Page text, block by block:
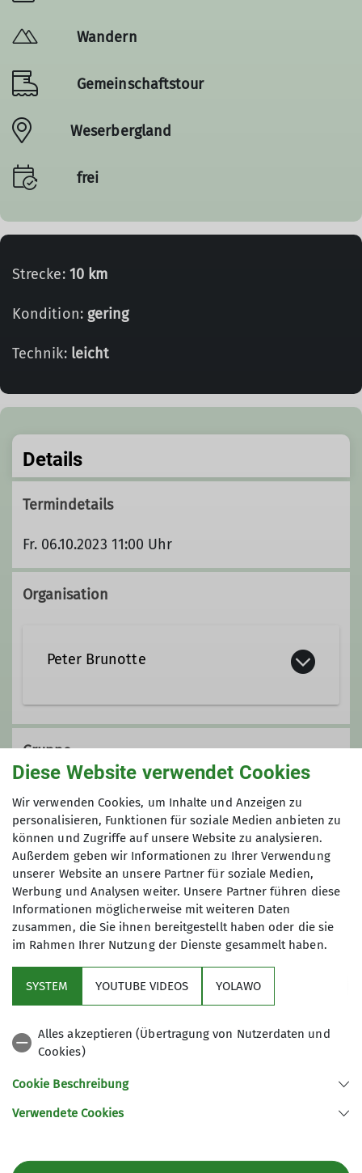
Wandern
Gemeinschaftstour
Weserbergland
frei
Strecke: 10 km
Kondition: gering
Technik: leicht
Details
Termindetails
Fr. 06.10.2023 11:00 Uhr
Organisation
Peter Brunotte
05159 / 505
peteriris.brunotte@t-online.de
Gruppe
Archiv Wandern
31789 Hameln
Diese Website verwendet Cookies
Wir verwenden Cookies, um Inhalte und Anzeigen zu
personalisieren, Funktionen für soziale Medien anbieten zu
können und Zugriffe auf unsere Website zu analysieren.
Außerdem geben wir Informationen zu Ihrer Verwendung
unserer Website an unsere Partner für soziale Medien,
Werbung und Analysen weiter. Unsere Partner führen diese
Informationen möglicherweise mit weiteren Daten
zusammen, die Sie ihnen bereitgestellt haben oder die sie
im Rahmen Ihrer Nutzung der Dienste gesammelt haben.
SYSTEM YOUTUBE VIDEOS YOLAWO
Alles akzeptieren (Übertragung von Nutzerdaten und
Cookies)
Cookie Beschreibung
Verwendete Cookies